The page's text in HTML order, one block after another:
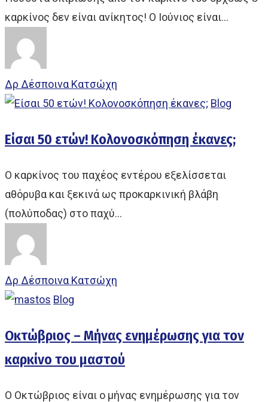
καρκίνος δεν είναι ανίκητος! Ο Ιούνιος είναι…
Δρ Δέσποινα Κατσώχη
Blog
Είσαι 50 ετών! Κολονοσκόπηση έκανες;
Ο καρκίνος του παχέος εντέρου εξελίσσεται
αθόρυβα και ξεκινά ως προκαρκινική βλάβη
(πολύποδας) στο παχύ…
Δρ Δέσποινα Κατσώχη
Blog
Οκτώβριος – Mήνας ενημέρωσης για τον
καρκίνο του μαστού
Ο Οκτώβριος είναι ο μήνας ενημέρωσης για τον